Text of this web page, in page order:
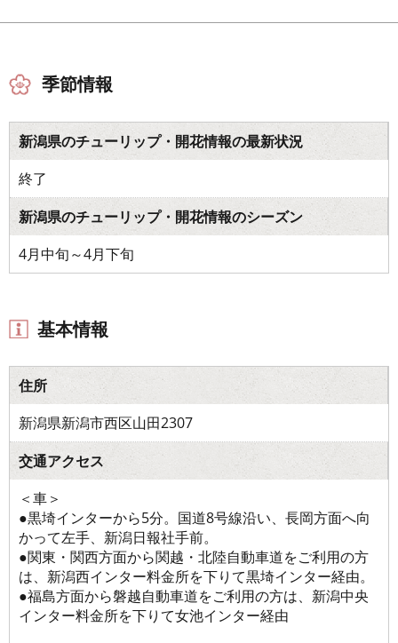
季節情報
新潟県のチューリップ・開花情報の最新状況
終了
新潟県のチューリップ・開花情報のシーズン
4月中旬～4月下旬
基本情報
住所
新潟県新潟市西区山田2307
交通アクセス
＜車＞
●黒埼インターから5分。国道8号線沿い、長岡方面へ向
かって左手、新潟日報社手前。
●関東・関西方面から関越・北陸自動車道をご利用の方
は、新潟西インター料金所を下りて黒埼インター経由。
●福島方面から磐越自動車道をご利用の方は、新潟中央
インター料金所を下りて女池インター経由